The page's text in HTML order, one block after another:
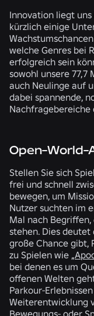
Innovation liegt
kürzlich einige
welche Genres bei
erfolgreich sein
sowohl unsere 77,7
auch Neulinge auf
dabei spannende,
Nachfragebereiche
Open-World-
Stellen Sie sich
frei und schnell
bewegen, um
Nutzer suchten im
Mal nach
stehen. Dies
große Chance gibt,
zu Spielen wie
bei denen es um
offenen Welten
Parkour-
Weiterentwicklung
Bewegungs- oder